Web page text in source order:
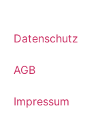
Datenschutz
AGB
Impressum